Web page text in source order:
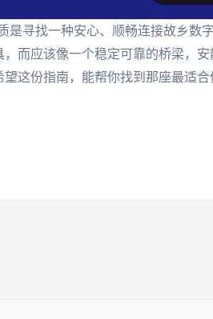
是寻找一种安心、顺畅连接故乡数
而应该像一个稳定可靠的桥梁，
这份指南，能帮你找到那座最适合